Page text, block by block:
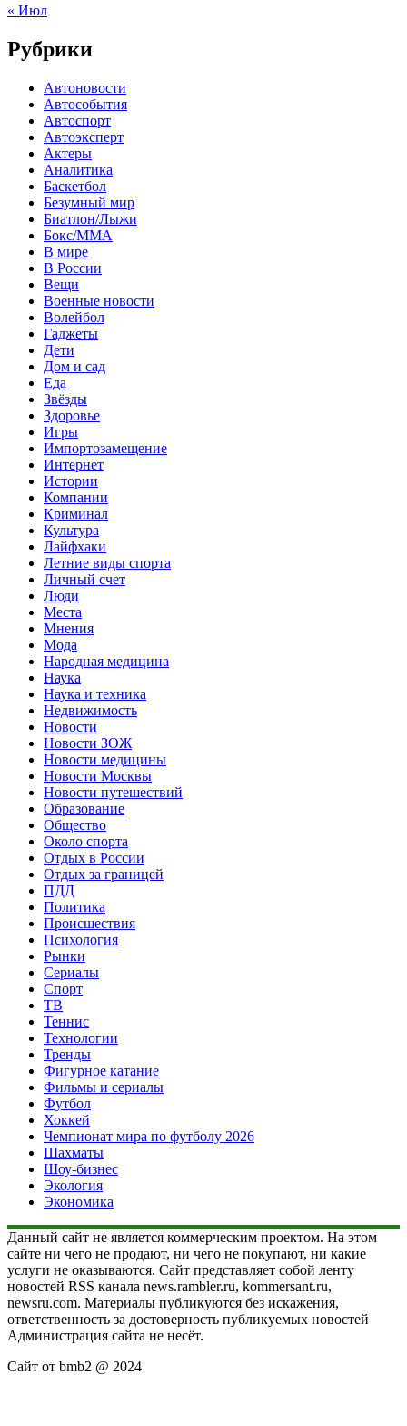
« Июл
Рубрики
Автоновости
Автособытия
Автоспорт
Автоэксперт
Актеры
Аналитика
Баскетбол
Безумный мир
Биатлон/Лыжи
Бокс/MMA
В мире
В России
Вещи
Военные новости
Волейбол
Гаджеты
Дети
Дом и сад
Еда
Звёзды
Здоровье
Игры
Импортозамещение
Интернет
Истории
Компании
Криминал
Культура
Лайфхаки
Летние виды спорта
Личный счет
Люди
Места
Мнения
Мода
Народная медицина
Наука
Наука и техника
Недвижимость
Новости
Новости ЗОЖ
Новости медицины
Новости Москвы
Новости путешествий
Образование
Общество
Около спорта
Отдых в России
Отдых за границей
ПДД
Политика
Происшествия
Психология
Рынки
Сериалы
Спорт
ТВ
Теннис
Технологии
Тренды
Фигурное катание
Фильмы и сериалы
Футбол
Хоккей
Чемпионат мира по футболу 2026
Шахматы
Шоу-бизнес
Экология
Экономика
Данный сайт не является коммерческим проектом. На этом
сайте ни чего не продают, ни чего не покупают, ни какие
услуги не оказываются. Сайт представляет собой ленту
новостей RSS канала news.rambler.ru, kommersant.ru,
newsru.com. Материалы публикуются без искажения,
ответственность за достоверность публикуемых новостей
Администрация сайта не несёт.
Сайт от bmb2 @ 2024